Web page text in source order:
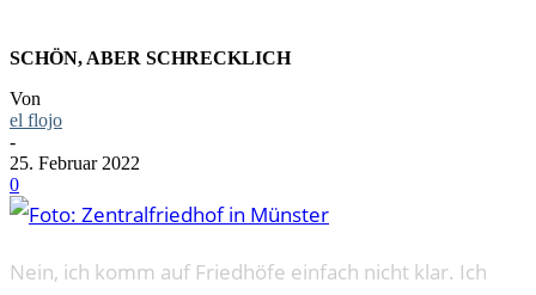
SCHÖN, ABER SCHRECKLICH
Von
el flojo
-
25. Februar 2022
0
Nein, ich komm auf Friedhöfe einfach nicht klar. Ich